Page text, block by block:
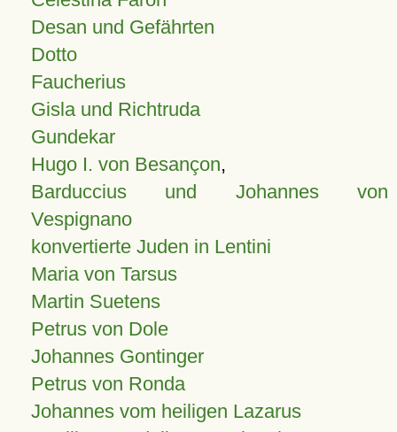
Desan und Gefährten
Dotto
Faucherius
Gisla und Richtruda
Gundekar
Hugo I. von Besançon,
Barduccius und Johannes von
Vespignano
konvertierte Juden in Lentini
Maria von Tarsus
Martin Suetens
Petrus von Dole
Johannes Gontinger
Petrus von Ronda
Johannes vom heiligen Lazarus